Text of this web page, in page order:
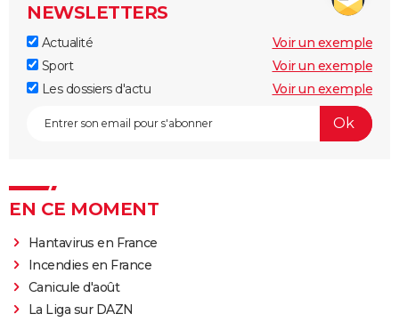
NEWSLETTERS
Actualité
Voir un exemple
Sport
Voir un exemple
Les dossiers d'actu
Voir un exemple
EN CE MOMENT
Hantavirus en France
Incendies en France
Canicule d'août
La Liga sur DAZN